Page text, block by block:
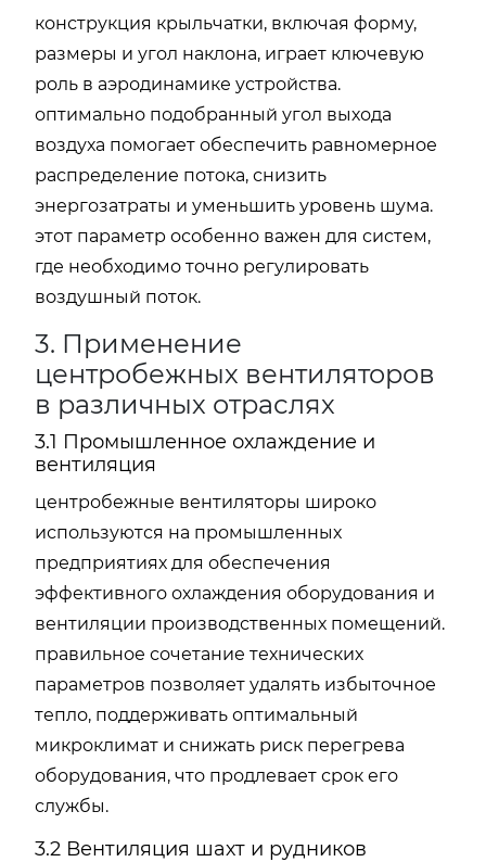
конструкция крыльчатки, включая форму,
размеры и угол наклона, играет ключевую
роль в аэродинамике устройства.
оптимально подобранный угол выхода
воздуха помогает обеспечить равномерное
распределение потока, снизить
энергозатраты и уменьшить уровень шума.
этот параметр особенно важен для систем,
где необходимо точно регулировать
воздушный поток.
3. Применение
центробежных вентиляторов
в различных отраслях
3.1 Промышленное охлаждение и
вентиляция
центробежные вентиляторы широко
используются на промышленных
предприятиях для обеспечения
эффективного охлаждения оборудования и
вентиляции производственных помещений.
правильное сочетание технических
параметров позволяет удалять избыточное
тепло, поддерживать оптимальный
микроклимат и снижать риск перегрева
оборудования, что продлевает срок его
службы.
3.2 Вентиляция шахт и рудников